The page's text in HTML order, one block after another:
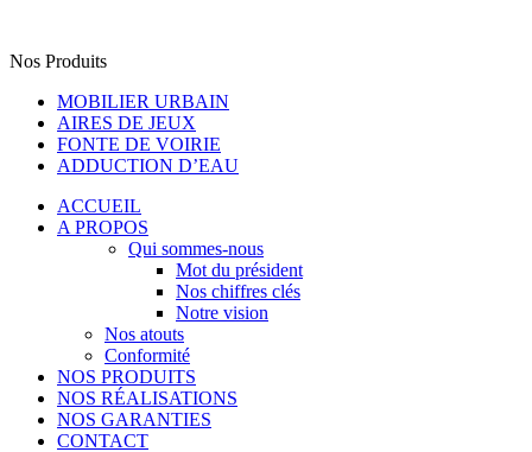
Nos Produits
MOBILIER URBAIN
AIRES DE JEUX
FONTE DE VOIRIE
ADDUCTION D’EAU
ACCUEIL
A PROPOS
Qui sommes-nous
Mot du président
Nos chiffres clés
Notre vision
Nos atouts
Conformité
NOS PRODUITS
NOS RÉALISATIONS
NOS GARANTIES
CONTACT